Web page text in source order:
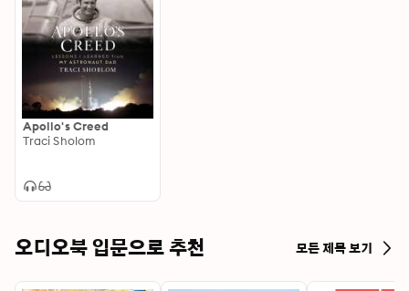
incisive analysis, eyewitness testimony and an
extensive collection of contemporary
photographs.Very little has been written about the U-
boat war in the Indian Ocean, where almost forty
German submarines were assigned to operate from the
Malaysian port of Georgetown alongside troops of the
occupying Imperial Japanese forces. From that base
they sailed across the vast Indian Ocean and into the
Apollo's Creed
Traci Sholom
오디오북 입문으로 추천 모든 제목 보기